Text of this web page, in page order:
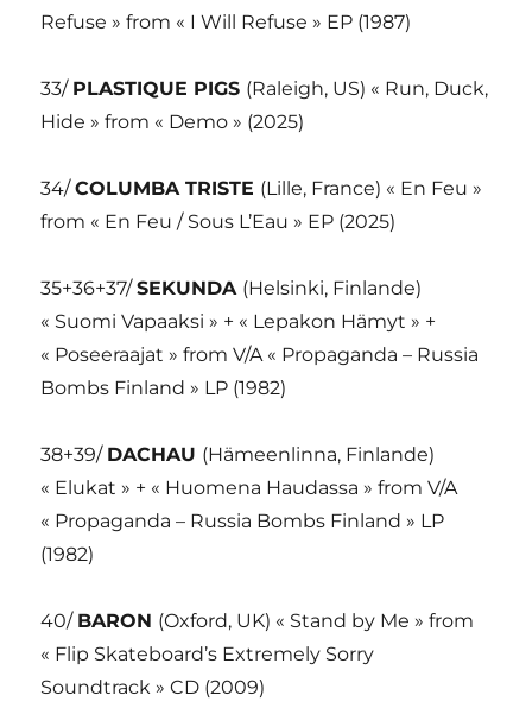
Refuse » from « I Will Refuse » EP (1987)
33/ PLASTIQUE PIGS (Raleigh, US) « Run, Duck,
Hide » from « Demo » (2025)
34/COLUMBA TRISTE (Lille, France) « En Feu »
from « En Feu / Sous L’Eau » EP (2025)
35+36+37/SEKUNDA (Helsinki, Finlande)
« Suomi Vapaaksi » + « Lepakon Hämyt » +
« Poseeraajat » from V/A « Propaganda – Russia
Bombs Finland » LP (1982)
38+39/ DACHAU (Hämeenlinna, Finlande)
« Elukat » + « Huomena Haudassa » from V/A
« Propaganda – Russia Bombs Finland » LP
(1982)
40/ BARON (Oxford, UK) « Stand by Me » from
« Flip Skateboard’s Extremely Sorry
Soundtrack » CD (2009)